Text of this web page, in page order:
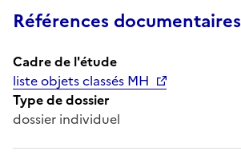
Références documentaires
Cadre de l'étude
liste objets classés MH
Type de dossier
dossier individuel